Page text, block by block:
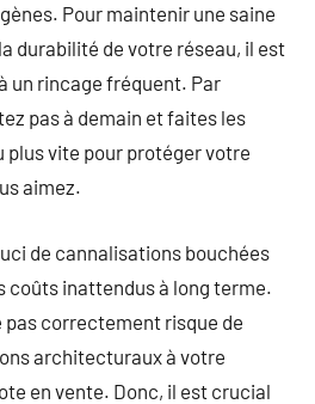
Pour maintenir une saine
durabilité de votre réseau, il est
un rincage fréquent. Par
pas à demain et faites les
plus vite pour protéger votre
aimez.
de cannalisations bouchées
coûts inattendus à long terme.
correctement risque de
architecturaux à votre
en vente. Donc, il est crucial